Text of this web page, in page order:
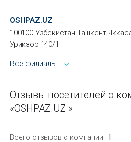
OSHPAZ.UZ
100100 Узбекистан Ташкент
Урикзор 140/1
Все филиалы
Отзывы посетителей о
«OSHPAZ.UZ »
Всего отзывов о компании 1